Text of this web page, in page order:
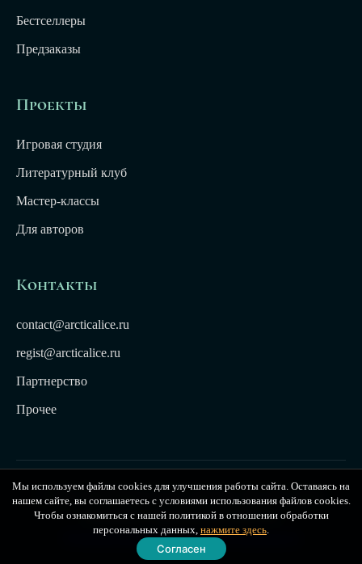
Бестселлеры
Предзаказы
Проекты
Игровая студия
Литературный клуб
Мастер-классы
Для авторов
Контакты
contact@arcticalice.ru
regist@arcticalice.ru
Партнерство
Прочее
© 2022-2026 Издательство Арктики Лёд. Все права
защищены. Издательство Arctic Ice
Публичная оферта|Политика конфиденциальности
Мы используем файлы cookies для улучшения работы сайта. Оставаясь на
нашем сайте, вы соглашаетесь с условиями использования файлов cookies.
Чтобы ознакомиться с нашей политикой в отношении обработки
персональных данных, нажмите здесь.
Согласен